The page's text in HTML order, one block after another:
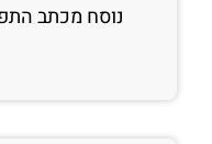
נוסח מכתב